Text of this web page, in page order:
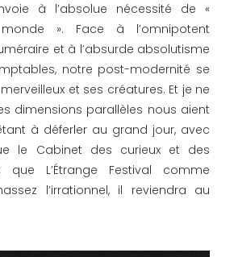
à l’absolue nécessité de «
». Face à l’omnipotent
et à l’absurde absolutisme
notre post-modernité se
et ses créatures. Et je ne
dimensions parallèles nous aient
à déferler au grand jour, avec
le Cabinet des curieux et des
que L’Étrange Festival comme
l’irrationnel, il reviendra au